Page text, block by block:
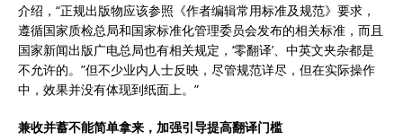
介绍，“正规出版物应该参照《作者编辑常用标准及规范》要求，
遵循国家质检总局和国家标准化管理委员会发布的相关标准，而且
国家新闻出版广电总局也有相关规定，‘零翻译’、中英文夹杂都是
不允许的。”但不少业内人士反映，尽管规范详尽，但在实际操作
中，效果并没有体现到纸面上。”
兼收并蓄不能简单拿来，加强引导提高翻译门槛